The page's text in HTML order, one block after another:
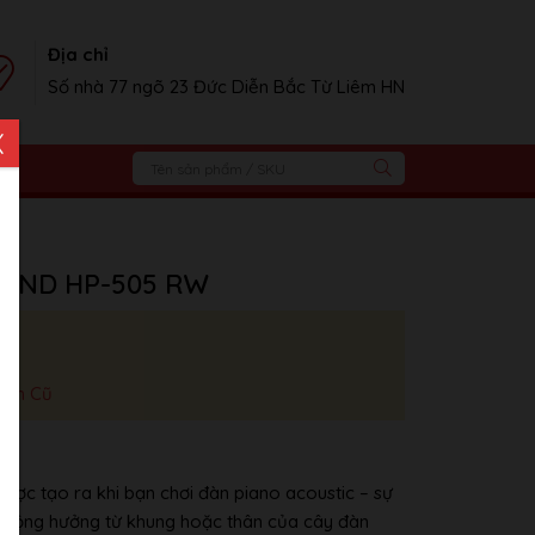
Địa chỉ
Số nhà 77 ngõ 23 Đức Diễn Bắc Từ Liêm HN
HP-505 RW
Cũ
tạo ra khi bạn chơi đàn piano acoustic – sự
hưởng từ khung hoặc thân của cây đàn